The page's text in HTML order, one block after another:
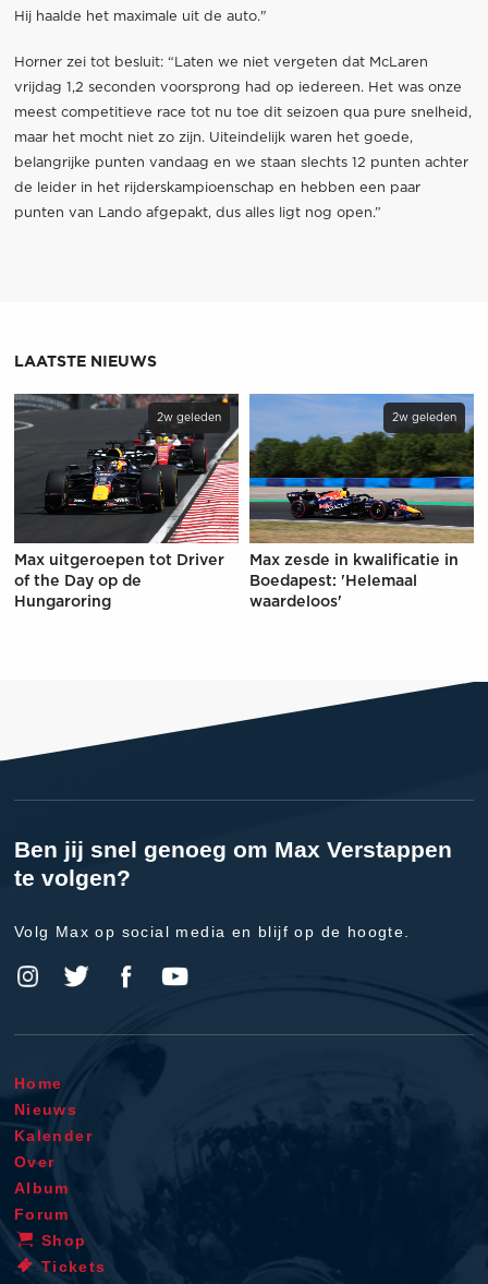
Hij haalde het maximale uit de auto."
Horner zei tot besluit: “Laten we niet vergeten dat McLaren
vrijdag 1,2 seconden voorsprong had op iedereen. Het was onze
meest competitieve race tot nu toe dit seizoen qua pure snelheid,
maar het mocht niet zo zijn. Uiteindelijk waren het goede,
belangrijke punten vandaag en we staan ​​slechts 12 punten achter
de leider in het rijderskampioenschap en hebben een paar
punten van Lando afgepakt, dus alles ligt nog open.”
LAATSTE NIEUWS
2w geleden
Max uitgeroepen tot Driver
of the Day op de
Hungaroring
2w geleden
Max zesde in kwalificatie in
Boedapest: 'Helemaal
waardeloos'
Ben jij snel genoeg om Max Verstappen
te volgen?
Volg Max op social media en blijf op de hoogte.
Home
Nieuws
Kalender
Over
Album
Forum
Shop
Tickets